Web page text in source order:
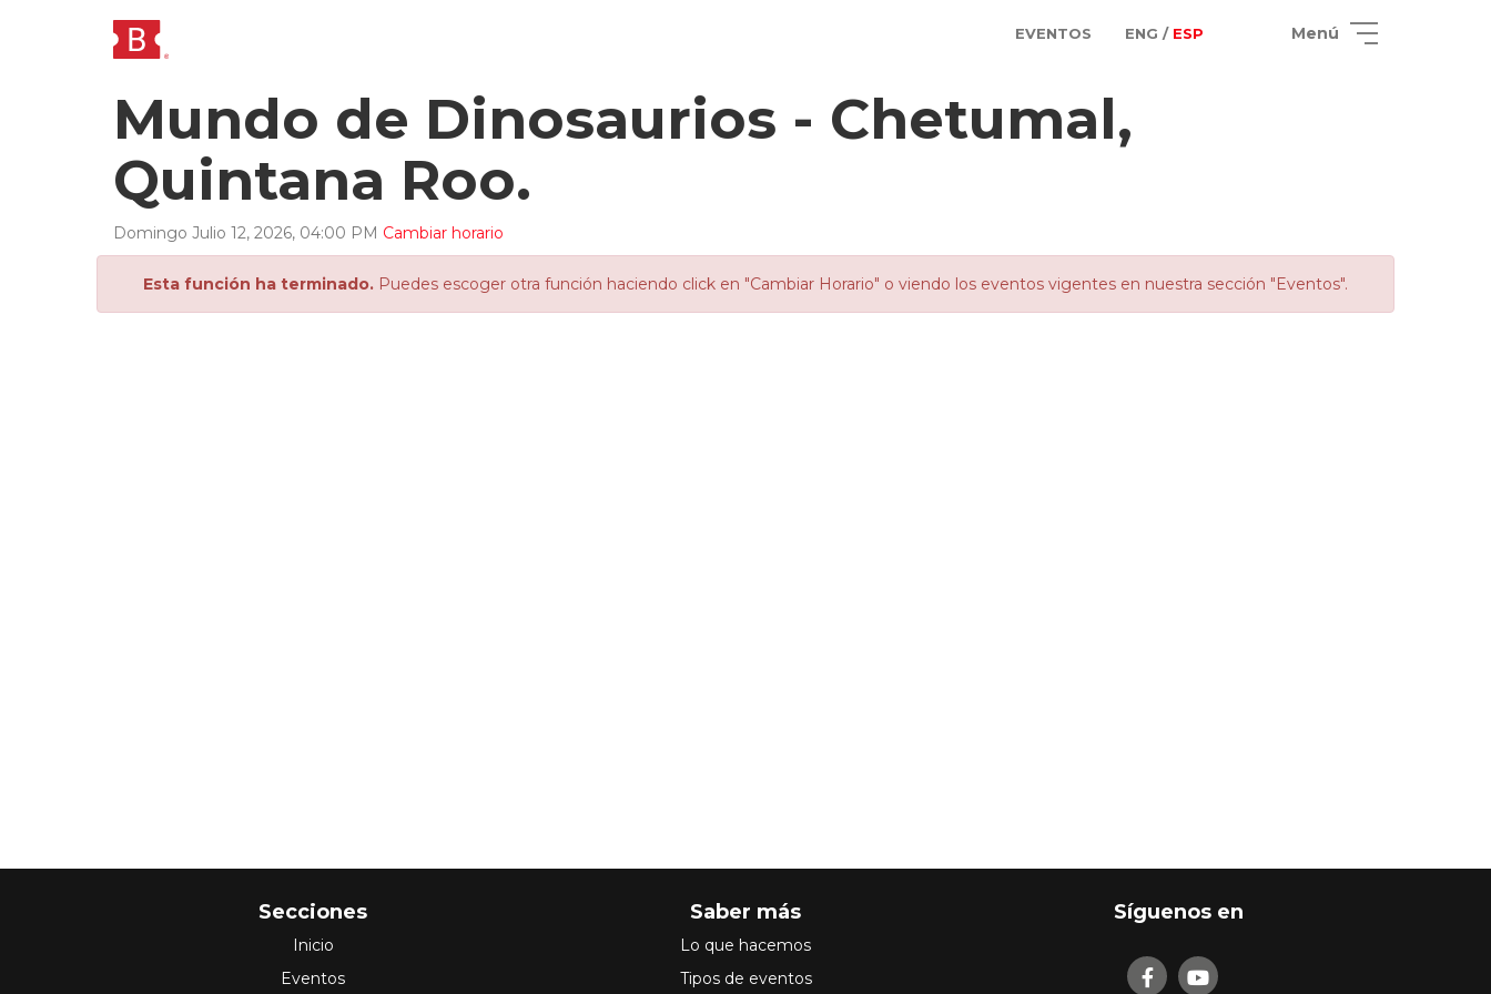
EVENTOS ENG / ESP Menú
Mundo de Dinosaurios - Chetumal,
Quintana Roo.
Domingo Julio 12, 2026, 04:00 PM Cambiar horario
Esta función ha terminado. Puedes escoger otra función haciendo click en "Cambiar Horario" o viendo los eventos vigentes en nuestra sección "Eventos".
Secciones
Inicio
Eventos
Saber más
Lo que hacemos
Tipos de eventos
Síguenos en